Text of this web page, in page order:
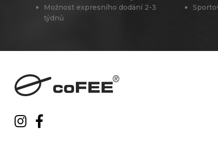
Možnost expresního dodání 2-3
týdnů